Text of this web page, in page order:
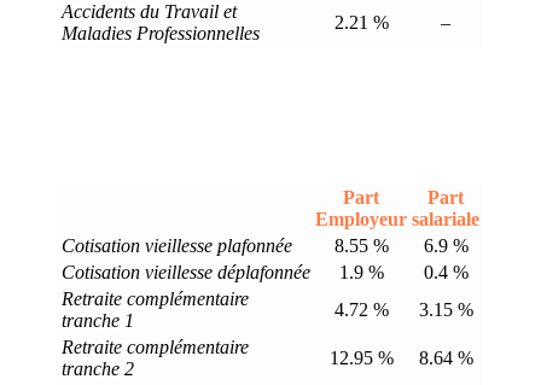
Accidents du Travail et
Maladies Professionnelles
2.21 % –
Part
Employeur
Part
salariale
Cotisation vieillesse plafonnée
8.55 %
6.9 %
Cotisation vieillesse déplafonnée
1.9 %
0.4 %
Retraite complémentaire
tranche 1
4.72 %
3.15 %
Retraite complémentaire
tranche 2
12.95 %
8.64 %